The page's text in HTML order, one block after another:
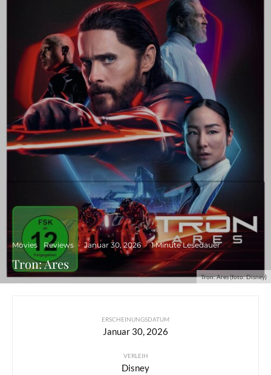
Tron: Ares (foto: Disney)
Movies Reviews · Januar 30, 2026 · 1 Minute Lesedauer
Tron: Ares
ERSCHEINUNGSDATUM
Januar 30, 2026
VERLEIH
Disney